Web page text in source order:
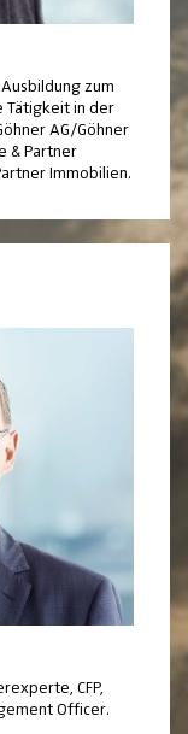
zum
Tätigkeit in der
AG/Göhner
& Partner
Immobilien.
CFP,
Officer.